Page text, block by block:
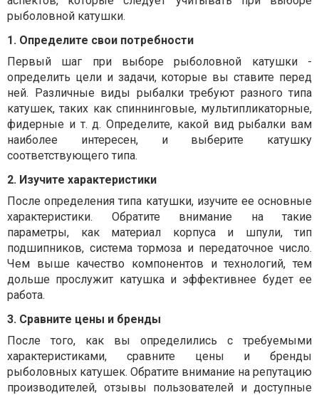
рыболовной катушки.
1. Определите свои потребности
Первый шаг при выборе рыболовной катушки -
определить цели и задачи, которые вы ставите перед
ней. Различные виды рыбалки требуют разного типа
катушек, таких как спиннинговые, мультипликаторные,
фидерные и т. д. Определите, какой вид рыбалки вам
наиболее интересен, и выберите катушку
соответствующего типа.
2. Изучите характеристики
После определения типа катушки, изучите ее основные
характеристики. Обратите внимание на такие
параметры, как материал корпуса и шпули, тип
подшипников, система тормоза и передаточное число.
Чем выше качество компонентов и технологий, тем
дольше прослужит катушка и эффективнее будет ее
работа.
3. Сравните цены и бренды
После того, как вы определились с требуемыми
характеристиками, сравните цены и бренды
рыболовных катушек. Обратите внимание на репутацию
производителей, отзывы пользователей и доступные